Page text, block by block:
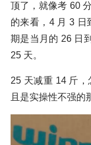
顶了，就像考 60
的来看，4 月 3 日
期是当月的 26 日
25 天。
25 天减重 14 斤
且是实操性不强的